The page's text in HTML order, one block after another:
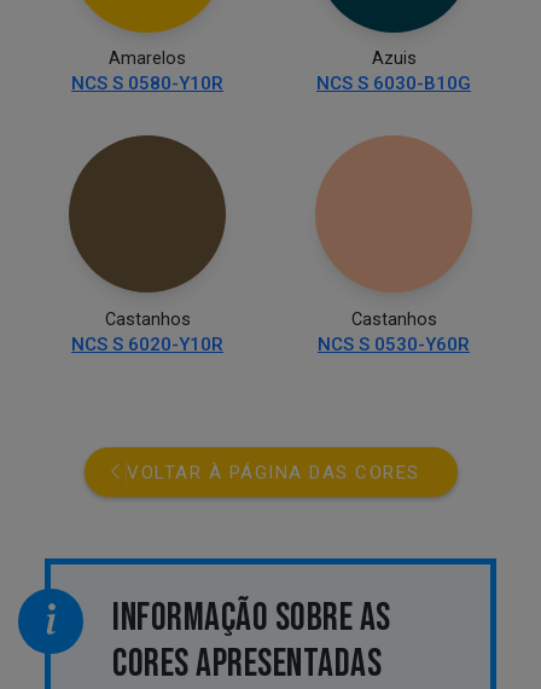
Amarelos
NCS S 0580-Y10R
Azuis
NCS S 6030-B10G
Castanhos
NCS S 6020-Y10R
Castanhos
NCS S 0530-Y60R
VOLTAR À PÁGINA DAS CORES
INFORMAÇÃO SOBRE AS
CORES APRESENTADAS